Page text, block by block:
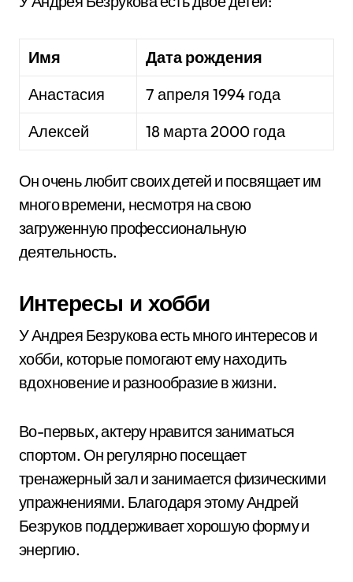
Имя
Дата рождения
Анастасия
7 апреля 1994 года
Алексей
18 марта 2000 года
Он очень любит своих детей и посвящает им
много времени, несмотря на свою
загруженную профессиональную
деятельность.
Интересы и хобби
У Андрея Безрукова есть много интересов и
хобби, которые помогают ему находить
вдохновение и разнообразие в жизни.
Во-первых, актеру нравится заниматься
спортом. Он регулярно посещает
тренажерный зал и занимается физическими
упражнениями. Благодаря этому Андрей
Безруков поддерживает хорошую форму и
энергию.